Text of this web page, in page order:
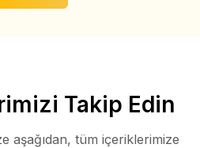
Takip Edin
aşağıdan, tüm içeriklerimize